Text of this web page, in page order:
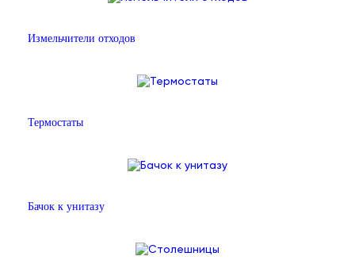
Измельчители отходов
Термостаты
Бачок к унитазу